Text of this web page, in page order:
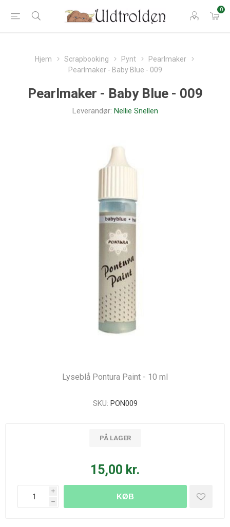
0
Hjem Scrapbooking Pynt
Pearlmaker
Pearlmaker - Baby Blue - 009
Pearlmaker - Baby Blue - 009
Leverandør: Nellie Snellen
Lyseblå Pontura Paint - 10 ml
SKU: PON009
PÅ LAGER
15,00 kr.
i
h
KØB